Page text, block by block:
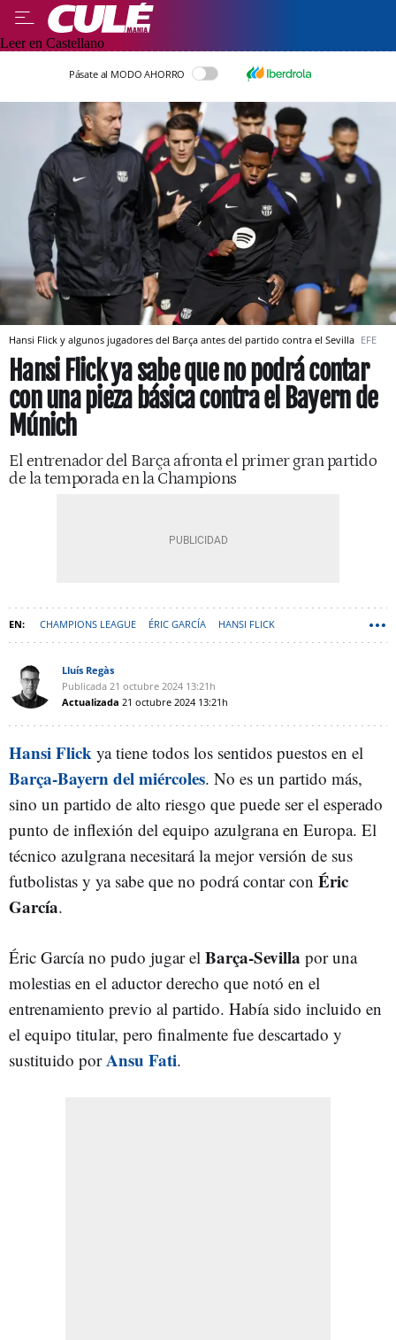
Leer en Castellano
Pásate al MODO AHORRO
Hansi Flick y algunos jugadores del Barça antes del partido contra el Sevilla EFE
Hansi Flick ya sabe que no podrá contar
con una pieza básica contra el Bayern de
Múnich
El entrenador del Barça afronta el primer gran partido
de la temporada en la Champions
CHAMPIONS LEAGUE ÉRIC GARCÍA HANSI FLICK
Lluís Regàs
Publicada 21 octubre 2024 13:21h
Actualizada 21 octubre 2024 13:21h
Hansi Flick ya tiene todos los sentidos puestos en el
Barça-Bayern del miércoles. No es un partido más,
sino un partido de alto riesgo que puede ser el esperado
punto de inflexión del equipo azulgrana en Europa. El
técnico azulgrana necesitará la mejor versión de sus
futbolistas y ya sabe que no podrá contar con Éric
García.
Éric García no pudo jugar el Barça-Sevilla por una
molestias en el aductor derecho que notó en el
entrenamiento previo al partido. Había sido incluido en
el equipo titular, pero finalmente fue descartado y
sustituido porAnsu Fati.